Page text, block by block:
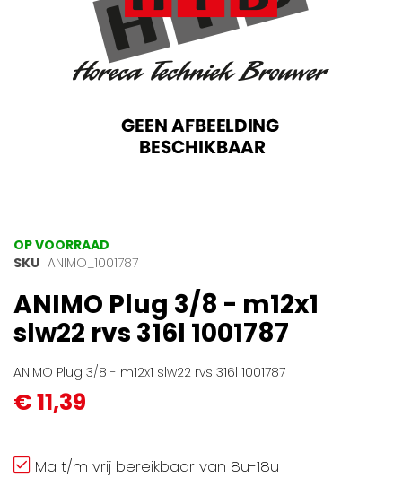
Ga
naar
begin
van
de
gallerij
OP VOORRAAD
SKU ANIMO_1001787
ANIMO Plug 3/8 - m12x1
slw22 rvs 316l 1001787
ANIMO Plug 3/8 - m12x1 slw22 rvs 316l 1001787
€ 11,39
Ma t/m vrij bereikbaar van 8u-18u